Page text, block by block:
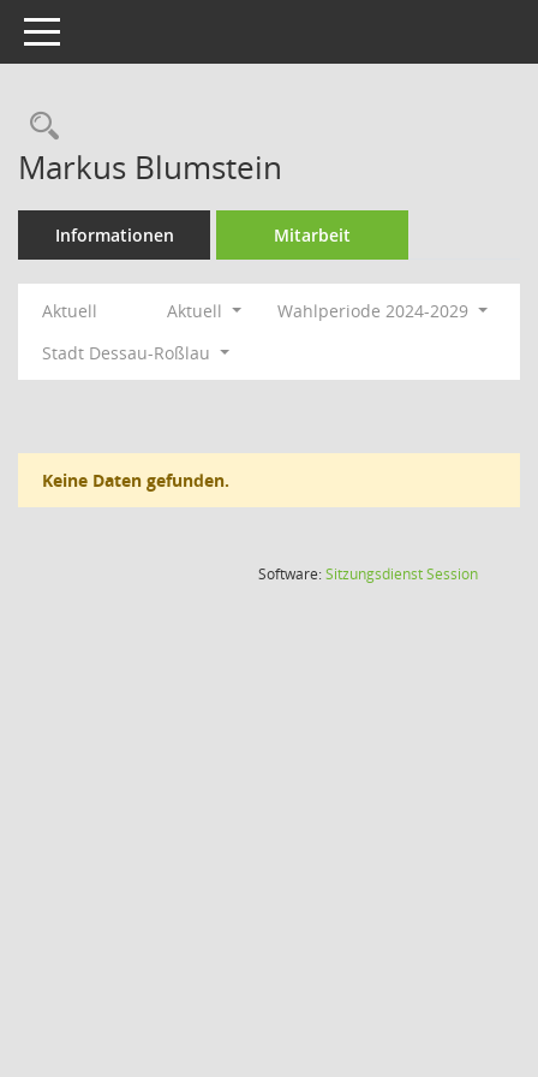
Toggle navigation
Rechercheauswahl
Markus Blumstein
Informationen Mitarbeit
Aktuell Aktuell
Wahlperiode 2024-2029
Stadt Dessau-Roßlau
Keine Daten gefunden.
Software:SitzungsdienstSession(Wird in